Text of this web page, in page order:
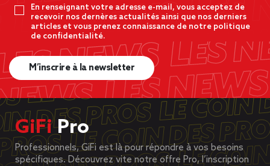
En renseignant votre adresse e-mail, vous acceptez de
recevoir nos dernères actualités ainsi que nos derniers
articles et vous prenez connaissance de notre politique
de confidentialité.
M’inscrire à la newsletter
GiFiPro
Professionnels, GiFi est là pour répondre à vos besoins
spécifiques. Découvrez vite notre offre Pro, l’inscription